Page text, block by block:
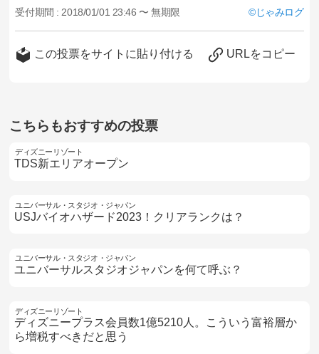
受付期間 :2018/01/01 23:46 〜 無期限 じゃみログ
この投票をサイトに貼り付ける URLをコピー
こちらもおすすめの投票
ディズニーリゾート
TDS新エリアオープン
ユニバーサル・スタジオ・ジャパン
USJバイオハザード2023！クリアランクは？
ユニバーサル・スタジオ・ジャパン
ユニバーサルスタジオジャパンを何て呼ぶ？
ディズニーリゾート
ディズニープラス会員数1億5210人。こういう富裕層か
ら増税すべきだと思う